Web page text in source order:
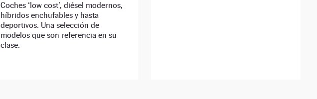
Coches ‘low cost’, diésel modernos,
híbridos enchufables y hasta
deportivos. Una selección de
modelos que son referencia en su
clase.